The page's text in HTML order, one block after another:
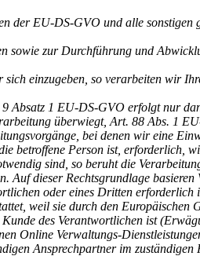
der EU-DS-GVO und alle
zur Durchführung und
einzugeben, so verarbeiten wir
Absatz 1 EU-DS-GVO erfolgt nur
überwiegt, Art. 88 Abs. 1
bei denen wir eine
betroffene Person ist,
sind, so beruht die
dieser Rechtsgrundlage
oder eines Dritten
weil sie durch den
des Verantwortlichen ist
Online Verwaltungs-
Ansprechpartner im zuständigen